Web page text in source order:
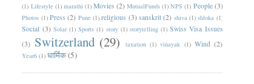
(1) Lifestyle (1) marathi (1) Movies (2) MutualFunds (1) NPS (1) People (3)
Photos (1) Press (2) Pune (1) religious (3) sanskrit (2) shiva (1) shloka (1)
Social (3) Solar (1) Sports (1) story (1) storytelling (1) Swiss Visa Issues
(3) Switzerland (29) taxation (1) vinayak (1) Wind (2)
Year6 (1) धार्मिक(5)